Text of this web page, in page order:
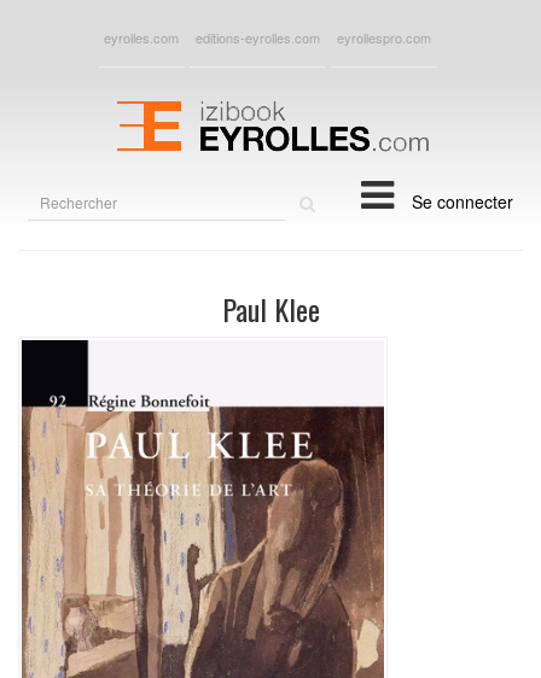
eyrolles.com editions-eyrolles.com eyrollespro.com
Se connecter
Paul Klee